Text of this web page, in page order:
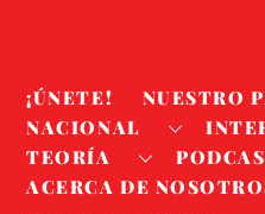
¡ÚNETE!
NUESTRO
NACIONAL
TEORÍA
ACERCA DE